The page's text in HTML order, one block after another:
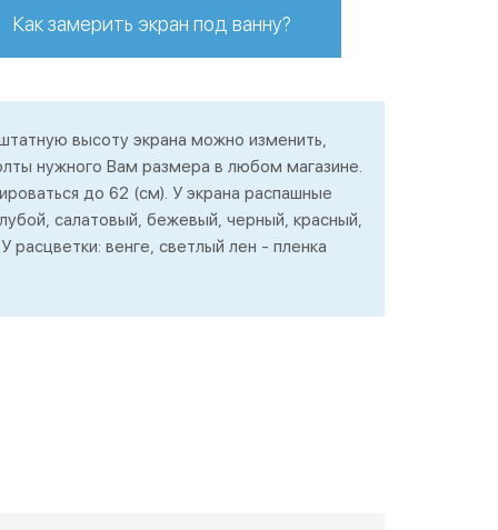
Как замерить экран под ванну?
высоту экрана можно изменить,
нужного Вам размера в любом магазине.
до 62 (см). У экрана распашные
салатовый, бежевый, черный, красный,
расцветки: венге, светлый лен - пленка